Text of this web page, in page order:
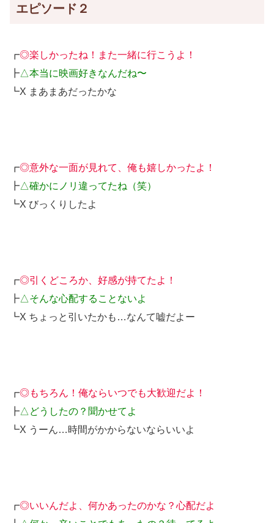
エピソード２
┏◎楽しかったね！また一緒に行こうよ！
┣△本当に映画好きなんだね〜
┗X まあまあだったかな
┏◎意外な一面が見れて、俺も嬉しかったよ！
┣△確かにノリ違ってたね（笑）
┗X びっくりしたよ
┏◎引くどころか、好感が持てたよ！
┣△そんな心配することないよ
┗X ちょっと引いたかも…なんて嘘だよー
┏◎もちろん！俺ならいつでも大歓迎だよ！
┣△どうしたの？聞かせてよ
┗X うーん…時間がかからないならいいよ
┏◎いいんだよ、何かあったのかな？心配だよ